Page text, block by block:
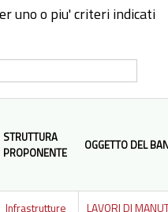
uno o piu' criteri indicati
STRUTTURA
PROPONENTE
OGGETTO DEL
Infrastrutture
LAVORI DI